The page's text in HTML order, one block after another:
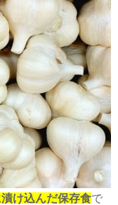
け込んだ保存食で